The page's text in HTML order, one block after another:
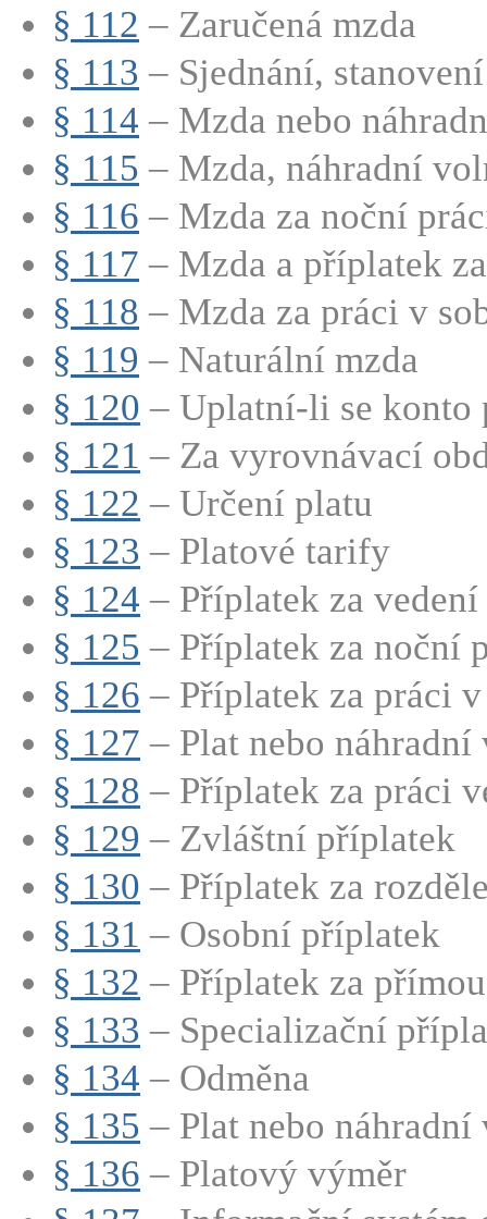
§ 112 – Zaručená mzda
§ 113 – Sjednání,
§ 114 – Mzda nebo
§ 115 – Mzda, náhradní
§ 116 – Mzda za noční
§ 117 – Mzda a příplatek
§ 118 – Mzda za práci v
§ 119 – Naturální mzda
§ 120 – Uplatní-li se konto
§ 121 – Za vyrovnávací
§ 122 – Určení platu
§ 123 – Platové tarify
§ 124 – Příplatek za vedení
§ 125 – Příplatek za noční
§ 126 – Příplatek za práci
§ 127 – Plat nebo náhradní
§ 128 – Příplatek za práci
§ 129 – Zvláštní příplatek
§ 130 – Příplatek za
§ 131 – Osobní příplatek
§ 132 – Příplatek za
§ 133 – Specializační
§ 134 – Odměna
§ 135 – Plat nebo náhradní
§ 136 – Platový výměr